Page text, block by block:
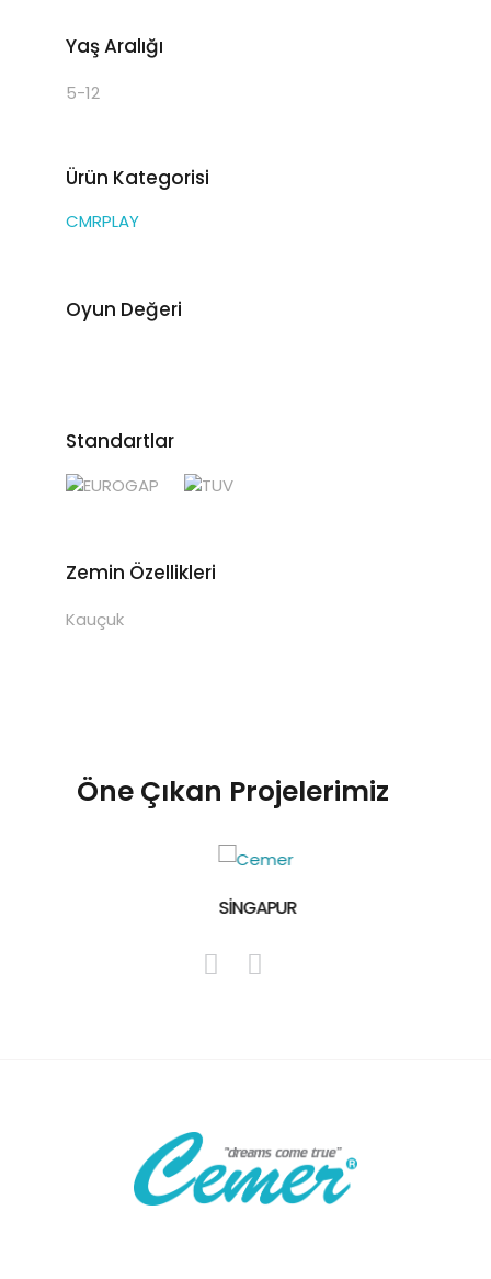
Yaş Aralığı
5-12
Ürün Kategorisi
CMRPLAY
Oyun Değeri
Standartlar
Zemin Özellikleri
Kauçuk
Öne Çıkan Projelerimiz